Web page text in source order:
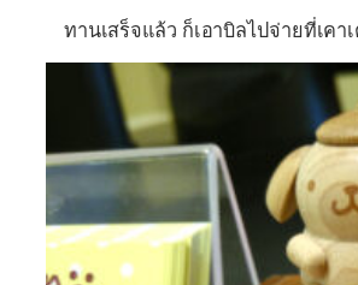
ทานเสร็จแล้ว ก็เอาบิลไปจ่ายที่เคา